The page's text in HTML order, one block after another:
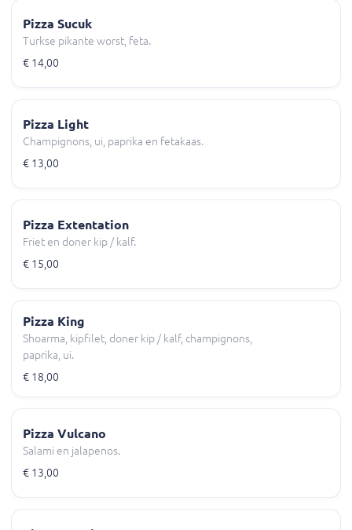
Pizza Sucuk
Turkse pikante worst, feta.
€ 14,00
Pizza Light
Champignons, ui, paprika en fetakaas.
€ 13,00
Pizza Extentation
Friet en doner kip / kalf.
€ 15,00
Pizza King
Shoarma, kipfilet, doner kip / kalf, champignons,
paprika, ui.
€ 18,00
Pizza Vulcano
Salami en jalapenos.
€ 13,00